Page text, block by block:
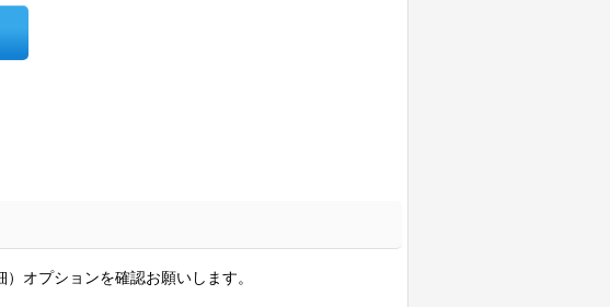
オプションを確認お願いします。